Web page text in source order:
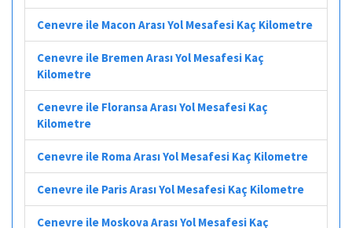
Cenevre ile Macon Arası Yol Mesafesi Kaç Kilometre
Cenevre ile Bremen Arası Yol Mesafesi Kaç
Kilometre
Cenevre ile Floransa Arası Yol Mesafesi Kaç
Kilometre
Cenevre ile Roma Arası Yol Mesafesi Kaç Kilometre
Cenevre ile Paris Arası Yol Mesafesi Kaç Kilometre
Cenevre ile Moskova Arası Yol Mesafesi Kaç